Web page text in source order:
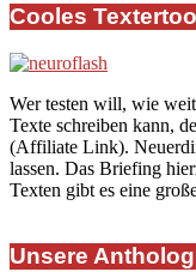
12-
17
Cooles
Wer testen will, wie
Texte schreiben kann,
(Affiliate Link).
lassen. Das Briefing
Texten gibt es eine
Unsere